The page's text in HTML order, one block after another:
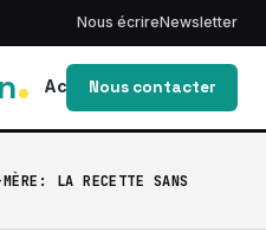
Nous écrireNewsletter
Accueil Blog
Nous contacter
LA RECETTE SANS